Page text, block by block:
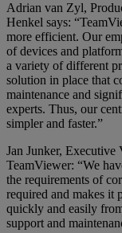
Adrian van Zyl,
Henkel says:
more efficient. Our
of devices and
a variety of different
solution in place that
maintenance and
experts. Thus, our
simpler and faster.”
Jan Junker,
TeamViewer: “We
the requirements of
required and makes it
quickly and easily
support and